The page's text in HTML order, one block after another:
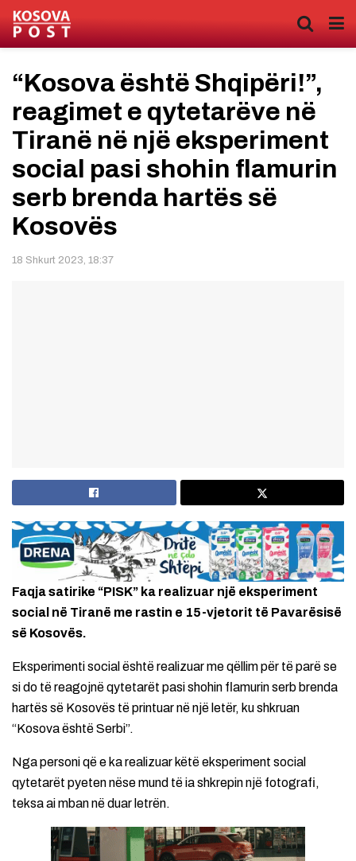
“Kosova është Shqipëri!”,
reagimet e qytetarëve në
Tiranë në një eksperiment
social pasi shohin flamurin
serb brenda hartës së
Kosovës
18 Shkurt 2023, 18:37
Faqja satirike “PISK” ka realizuar një eksperiment
social në Tiranë me rastin e 15-vjetorit të Pavarësisë
së Kosovës.
Eksperimenti social është realizuar me qëllim për të parë se
si do të reagojnë qytetarët pasi shohin flamurin serb brenda
hartës së Kosovës të printuar në një letër, ku shkruan
“Kosova është Serbi”.
Nga personi që e ka realizuar këtë eksperiment social
qytetarët pyeten nëse mund të ia shkrepin një fotografi,
teksa ai mban në duar letrën.